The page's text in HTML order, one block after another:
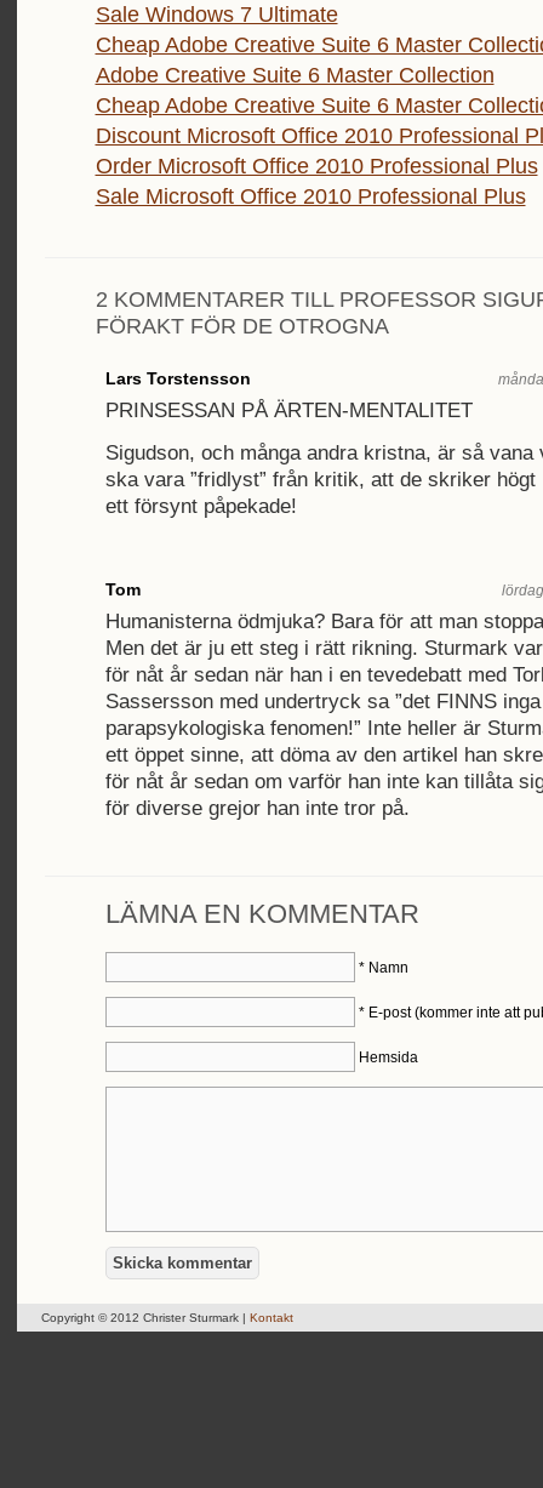
Sale Windows 7 Ultimate
Cheap Adobe Creative Suite 6 Master
Adobe Creative Suite 6 Master Collection
Cheap Adobe Creative Suite 6 Master
Discount Microsoft Office 2010 Professional
Order Microsoft Office 2010 Professional Plus
Sale Microsoft Office 2010 Professional Plus
2 KOMMENTARER TILL PROFESSOR
FÖRAKT FÖR DE OTROGNA
Lars Torstensson
PRINSESSAN PÅ ÄRTEN-MENTALITET
Sigudson, och många andra kristna, är så vana
ska vara ”fridlyst” från kritik, att de skriker högt
ett försynt påpekade!
Tom
Humanisterna ödmjuka? Bara för att man
Men det är ju ett steg i rätt rikning. Sturmark
för nåt år sedan när han i en tevedebatt med
Sassersson med undertryck sa ”det FINNS inga
parapsykologiska fenomen!” Inte heller är
ett öppet sinne, att döma av den artikel han
för nåt år sedan om varför han inte kan tillåta
för diverse grejor han inte tror på.
LÄMNA EN KOMMENTAR
*Namn
*E-post (kommer inte att
Hemsida
Copyright © 2012 Christer Sturmark | Kontakt